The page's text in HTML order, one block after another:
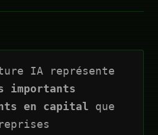
IA représente
importants
en capital que